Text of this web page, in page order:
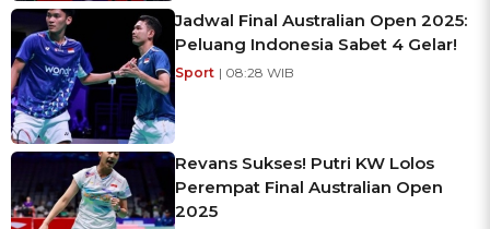
Jadwal Final Australian Open 2025:
Peluang Indonesia Sabet 4 Gelar!
Sport | 08:28 WIB
Revans Sukses! Putri KW Lolos
Perempat Final Australian Open
2025